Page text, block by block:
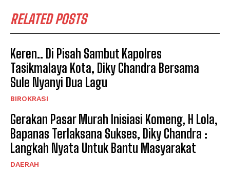
RELATED POSTS
Keren.. Di Pisah Sambut Kapolres
Tasikmalaya Kota, Diky Chandra Bersama
Sule Nyanyi Dua Lagu
BIROKRASI
Gerakan Pasar Murah Inisiasi Komeng, H Lola,
Bapanas Terlaksana Sukses, Diky Chandra :
Langkah Nyata Untuk Bantu Masyarakat
DAERAH